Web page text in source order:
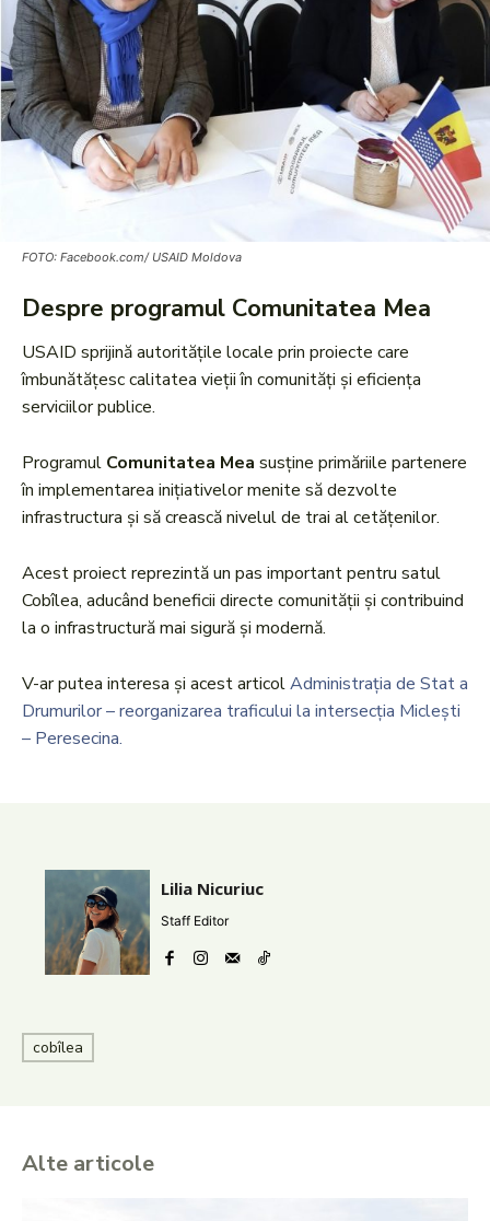
FOTO: Facebook.com/ USAID Moldova
Despre programul Comunitatea Mea
USAID sprijină autoritățile locale prin proiecte care
îmbunătățesc calitatea vieții în comunități și eficiența
serviciilor publice.
Programul Comunitatea Mea susține primăriile partenere
în implementarea inițiativelor menite să dezvolte
infrastructura și să crească nivelul de trai al cetățenilor.
Acest proiect reprezintă un pas important pentru satul
Cobîlea, aducând beneficii directe comunității și contribuind
la o infrastructură mai sigură și modernă.
V-ar putea interesa și acest articolAdministrația de Stat a
Drumurilor – reorganizarea traficului la intersecția Miclești
– Peresecina.
Lilia Nicuriuc
Staff Editor
cobîlea
Alte articole